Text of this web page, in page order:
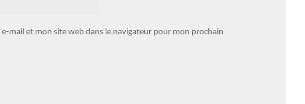
mail et mon site web dans le navigateur pour mon prochain